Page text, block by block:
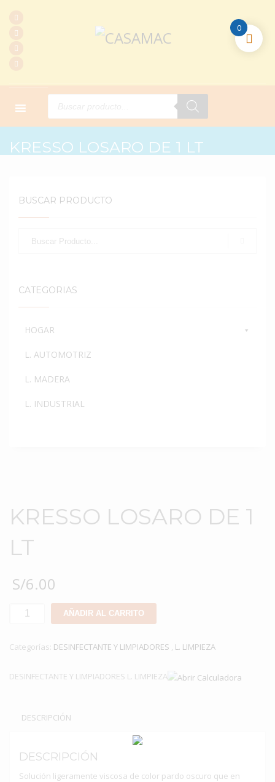
Products
KRESSO LOSARO DE 1 LT
BUSCAR PRODUCTO
CATEGORIAS
HOGAR
L. AUTOMOTRIZ
L. MADERA
L. INDUSTRIAL
KRESSO LOSARO DE 1
LT
S/6.00
KRESSO
1
cantidad
AÑADIR AL CARRITO
Categorías: DESINFECTANTE Y LIMPIADORES , L. LIMPIEZA
DESINFECTANTE Y LIMPIADORES L. LIMPIEZA
DESCRIPCIÓN
DESCRIPCIÓN
Solución ligeramente viscosa de color pardo oscuro que en
0